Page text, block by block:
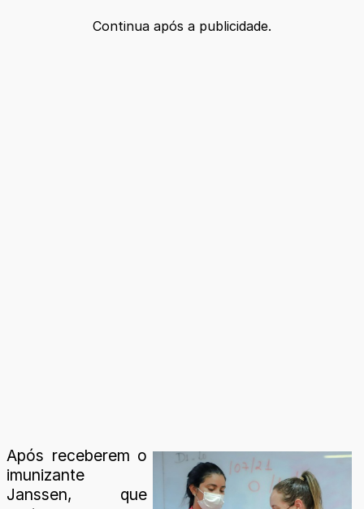
Continua após a publicidade.
Após receberem o
imunizante
Janssen, que